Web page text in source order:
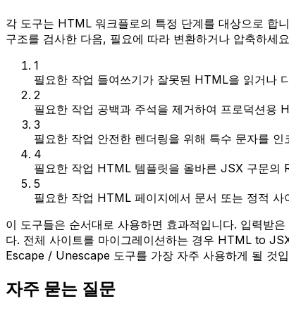
각 도구는 HTML 워크플로의 특정 단계를 대상으로 합
구조를 검사한 다음, 필요에 따라 변환하거나 압축하세
1
필요한 작업 들여쓰기가 잘못된 HTML을 읽거나
2
필요한 작업 공백과 주석을 제거하여 프로덕션용
3
필요한 작업 안전한 렌더링을 위해 특수 문자를
4
필요한 작업 HTML 템플릿을 올바른 JSX 구문의
5
필요한 작업 HTML 페이지에서 문서 또는 정적
이 도구들은 순서대로 사용하면 효과적입니다. 입력받
다. 전체 사이트를 마이그레이션하는 경우 HTML to
Escape / Unescape 도구를 가장 자주 사용하게 될 것
자주 묻는 질문